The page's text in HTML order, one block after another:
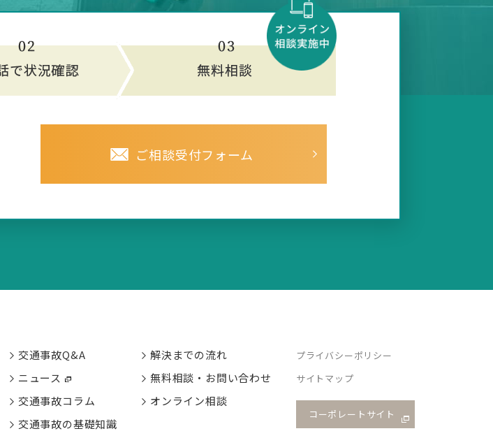
ご相談受付フォーム
交通事故Q&A
ニュース
交通事故コラム
交通事故の基礎知識
解決までの流れ
無料相談・お問い合わせ
オンライン相談
プライバシーポリシー
サイトマップ
コーポレートサイト